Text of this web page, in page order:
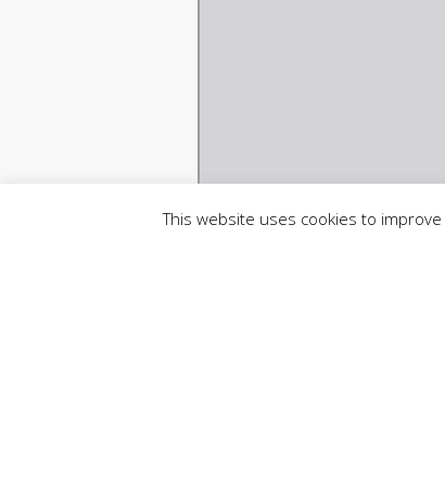
Compartir
This website uses cookies to